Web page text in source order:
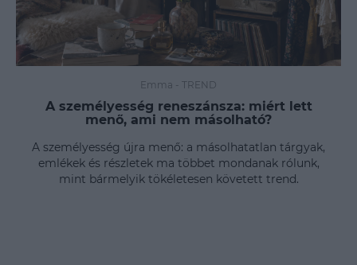
Emma - TREND
A személyesség reneszánsza: miért lett
menő, ami nem másolható?
A személyesség újra menő: a másolhatatlan tárgyak,
emlékek és részletek ma többet mondanak rólunk,
mint bármelyik tökéletesen követett trend.